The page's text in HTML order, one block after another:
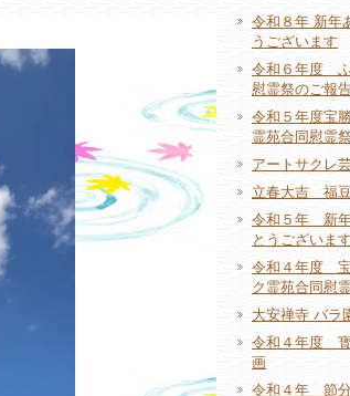
令和８年 新年
うございます
令和６年度
慰霊祭のご報
令和５年度宝
霊苑合同慰霊
アートサクレ
立春大吉 福
令和５年 新
とうございま
令和４年度
ク霊苑合同慰
大安禅寺 バラ
令和４年度
画
令和４年 節